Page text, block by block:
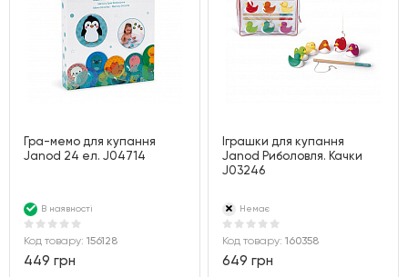
Гра-мемо для купання
Janod 24 ел. J04714
В наявності
Код товару: 156128
449 грн
Іграшки для купання
Janod Риболовля. Качки
J03246
Немає
Код товару:160358
649 грн